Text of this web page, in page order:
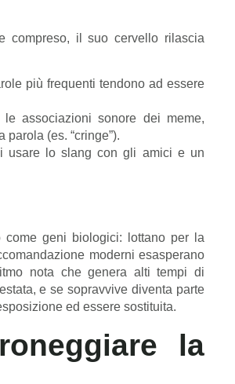
compreso, il suo cervello rilascia
più frequenti tendono ad essere
associazioni sonore dei meme,
(es. “cringe”).
usare lo slang con gli amici e un
come geni biologici: lottano per la
moderni esasperano
nota che genera alti tempi di
e se sopravvive diventa parte
ed essere sostituita.
la